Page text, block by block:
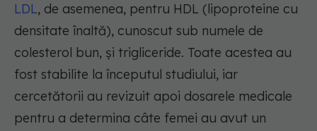
LDL, de asemenea, pentru HDL (lipoproteine cu
densitate înaltă), cunoscut sub numele de
colesterol bun, și trigliceride. Toate acestea au
fost stabilite la începutul studiului, iar
cercetătorii au revizuit apoi dosarele medicale
pentru a determina câte femei au avut un